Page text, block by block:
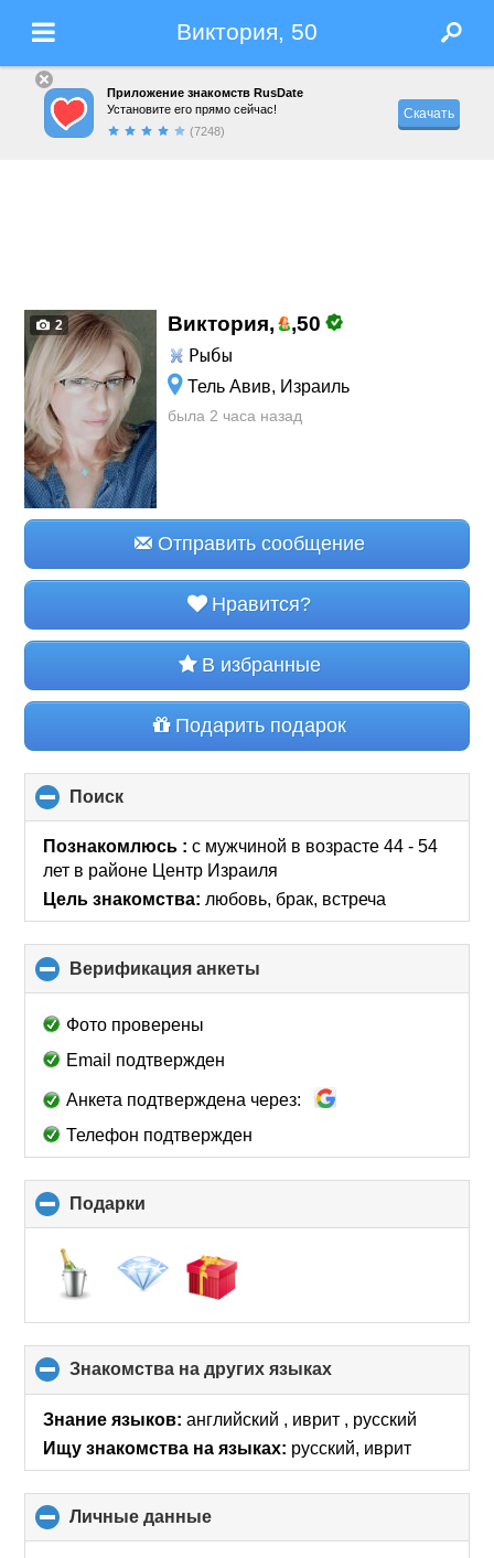
Виктория, 50
Приложение знакомств RusDate
Установите его прямо сейчас!
(7248)
Скачать
2 Виктория, ,50
Рыбы
Тель Авив, Израиль
была 2 часа назад
Отправить сообщение
Нравится?
В избранные
Подарить подарок
Поиск
to
collapse
contents
Познакомлюсь :с мужчиной в возрасте 44 - 54
лет в районе Центр Израиля
Цель знакомства: любовь, брак, встреча
Верификация анкеты
to
Фото проверены
Email подтвержден
Анкета подтверждена через:
Телефон подтвержден
Подарки
to
contents
Знакомства на других языках
to
collapse
contents
Знание языков: английский , иврит , русский
Ищу знакомства на языках: русский, иврит
Личные данные
to